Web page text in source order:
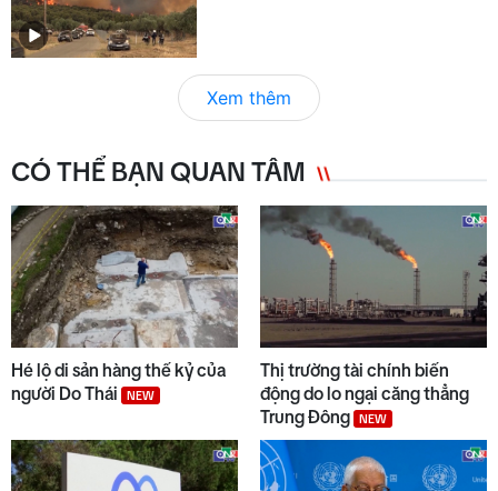
Xem thêm
CÓ THỂ BẠN QUAN TÂM
Hé lộ di sản hàng thế kỷ của
người Do Thái
NEW
Thị trường tài chính biến
động do lo ngại căng thẳng
Trung Đông
NEW